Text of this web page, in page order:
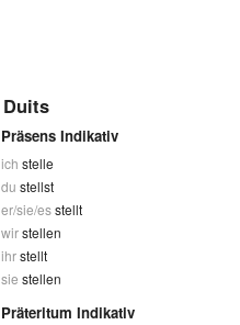
Duits
Präsens Indikativ
ich stelle
du stellst
er/sie/esstellt
wirstellen
ihrstellt
sie stellen
Präteritum Indikativ